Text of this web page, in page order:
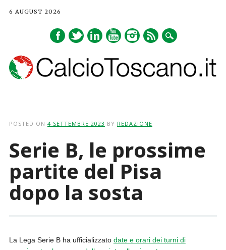
6 AUGUST 2026
POSTED ON 4 SETTEMBRE 2023 BY REDAZIONE
Serie B, le prossime
partite del Pisa
dopo la sosta
La Lega Serie B ha ufficializzato date e orari dei turni di